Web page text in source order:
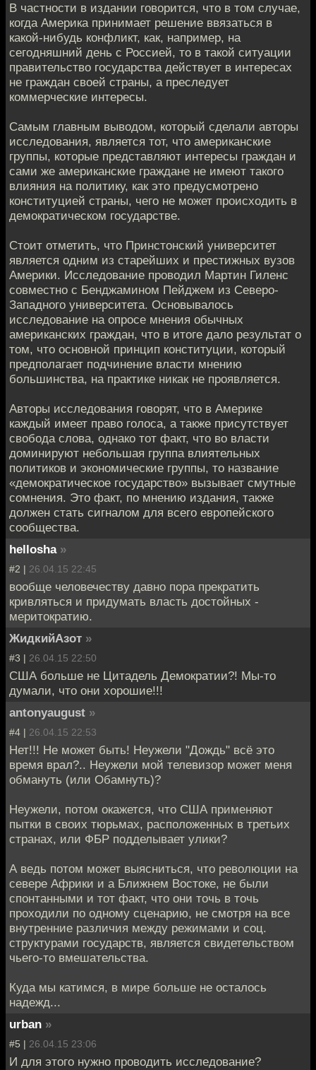
В частности в издании говорится, что в том случае,
когда Америка принимает решение ввязаться в
какой-нибудь конфликт, как, например, на
сегодняшний день с Россией, то в такой ситуации
правительство государства действует в интересах
не граждан своей страны, а преследует
коммерческие интересы.
Самым главным выводом, который сделали авторы
исследования, является тот, что американские
группы, которые представляют интересы граждан и
сами же американские граждане не имеют такого
влияния на политику, как это предусмотрено
конституцией страны, чего не может происходить в
демократическом государстве.
Стоит отметить, что Принстонский университет
является одним из старейших и престижных вузов
Америки. Исследование проводил Мартин Гиленс
совместно с Бенджамином Пейджем из Северо-
Западного университета. Основывалось
исследование на опросе мнения обычных
американских граждан, что в итоге дало результат о
том, что основной принцип конституции, который
предполагает подчинение власти мнению
большинства, на практике никак не проявляется.
Авторы исследования говорят, что в Америке
каждый имеет право голоса, а также присутствует
свобода слова, однако тот факт, что во власти
доминируют небольшая группа влиятельных
политиков и экономические группы, то название
«демократическое государство» вызывает смутные
сомнения. Это факт, по мнению издания, также
должен стать сигналом для всего европейского
сообщества.
hellosha »
#2 | 26.04.15 22:45
вообще человечеству давно пора прекратить
кривляться и придумать власть достойных -
меритократию.
ЖидкийАзот »
#3 | 26.04.15 22:50
США больше не Цитадель Демократии?! Мы-то
думали, что они хорошие!!!
antonyaugust »
#4 | 26.04.15 22:53
Нет!!! Не может быть! Неужели "Дождь" всё это
время врал?.. Неужели мой телевизор может меня
обмануть (или Обамнуть)?
Неужели, потом окажется, что США применяют
пытки в своих тюрьмах, расположенных в третьих
странах, или ФБР подделывает улики?
А ведь потом может выясниться, что революции на
севере Африки и а Ближнем Востоке, не были
спонтанными и тот факт, что они точь в точь
проходили по одному сценарию, не смотря на все
внутренние различия между режимами и соц.
структурами государств, является свидетельством
чьего-то вмешательства.
Куда мы катимся, в мире больше не осталось
надежд...
urban »
#5 | 26.04.15 23:06
И для этого нужно проводить исследование?